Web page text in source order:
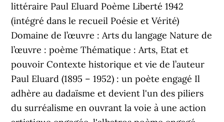
littéraire Paul Eluard Poème Liberté 1942
(intégré dans le recueil Poésie et Vérité)
Domaine de l’œuvre : Arts du langage Nature de
l’œuvre : poème Thématique : Arts, Etat et
pouvoir Contexte historique et vie de l’auteur
Paul Eluard (1895 – 1952) : un poète engagé Il
adhère au dadaïsme et devient l'un des piliers
du surréalisme en ouvrant la voie à une action